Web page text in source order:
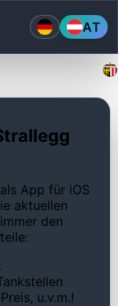
AT
App für iOS
aktuellen
den
u.v.m.!